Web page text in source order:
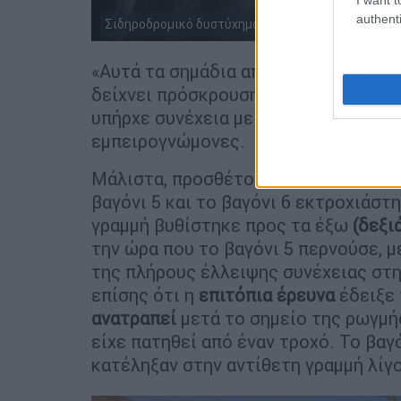
Σιδηροδρομικό δυστύχημα στην Ισπανία
«Αυτά τα σημάδια αποτελούν
δείχνει πρόσκρουση με την κεφαλή
υπήρχε συνέχεια με την περιοχή
εμπειρογνώμονες.
Μάλιστα, προσθέτουν ότι το
βαγόνι 5 και το βαγόνι 6
γραμμή βυθίστηκε προς τα έξω
την ώρα που το βαγόνι 5 περνούσε,
της πλήρους έλλειψης συνέχειας
επίσης ότι η επιτόπια έρευνα
ανατραπεί μετά το σημείο της
είχε πατηθεί από έναν τροχό. Το
κατέληξαν στην αντίθετη γραμμή